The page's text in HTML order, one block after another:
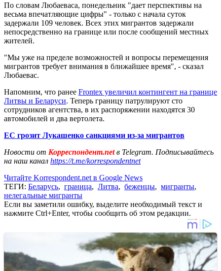
По словам Любаеваса, понедельник "дает перспективы на
весьма впечатляющие цифры" - только с начала суток
задержали 109 человек. Всех этих мигрантов задержали
непосредственно на границе или после сообщений местных
жителей.
"Мы уже на пределе возможностей и вопросы перемещения
мигрантов требует внимания в ближайшее время", - сказал
Любаевас.
Напомним, что ранее Frontex увеличил контингент на границе
Литвы и Беларуси. Теперь границу патрулируют сто
сотрудников агентства, в их распоряжении находятся 30
автомобилей и два вертолета.
ЕС грозит Лукашенко санкциями из-за мигрантов
Новости от Корреспондент.netв Telegram. Подписывайтесь
на наш канал https://t.me/korrespondentnet
Читайте Korrespondent.net в Google News
ТЕГИ: Беларусь, граница, Литва, беженцы, мигранты,
нелегальные мигранты
Если вы заметили ошибку, выделите необходимый текст и
нажмите Ctrl+Enter, чтобы сообщить об этом редакции.